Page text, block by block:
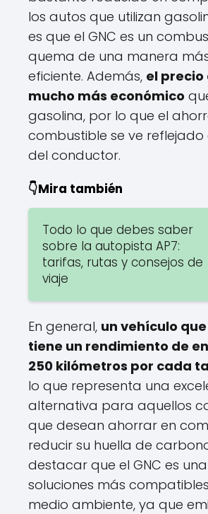
los autos que utilizan
es que el GNC es un
quema de una manera
eficiente. Además, el precio
mucho más económico
gasolina, por lo que el
combustible se ve reflejado
del conductor.
👇Mira también
Todo lo que debes saber
sobre la autopista AP7:
tarifas, rutas y consejos de
viaje
En general, un vehículo que
tiene un rendimiento de
250 kilómetros por cada
lo que representa una
alternativa para aquellos
que desean ahorrar en
reducir su huella de
destacar que el GNC es
soluciones más
medio ambiente, ya que